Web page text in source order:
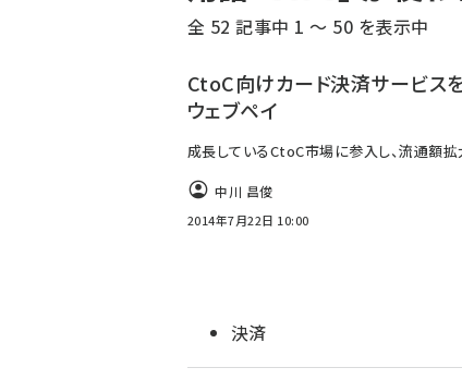
く
ず
全 52 記事中 1 ～ 50 を表示中
CtoC向けカード決済サービス
ウェブペイ
成長しているCtoC市場に参入し、流通額拡
中川 昌俊
2014年7月22日 10:00
決済